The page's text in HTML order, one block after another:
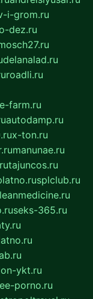
i-grom.ru
dez.ru
delanalad.ru
roadli.ru
farm.ru
autodamp.ru
x-ton.ru
manunae.ru
tajuncos.ru
splclub.ru
seks-365.ru
ykt.ru
porno.ru